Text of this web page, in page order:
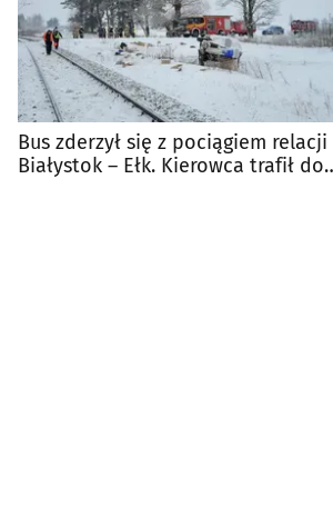
Bus zderzył się z pociągiem relacji
Białystok – Ełk. Kierowca trafił do